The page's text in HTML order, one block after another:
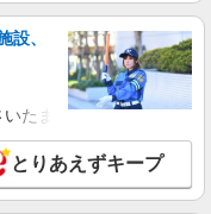
設、
たま市岩槻区・久喜市・
とりあえずキープ